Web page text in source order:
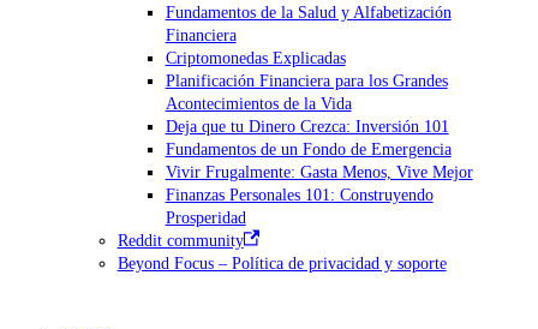
Fundamentos de la Salud y Alfabetización
Financiera
Criptomonedas Explicadas
Planificación Financiera para los Grandes
Acontecimientos de la Vida
Deja que tu Dinero Crezca: Inversión 101
Fundamentos de un Fondo de Emergencia
Vivir Frugalmente: Gasta Menos, Vive Mejor
Finanzas Personales 101: Construyendo
Prosperidad
Reddit community
Beyond Focus – Política de privacidad y soporte